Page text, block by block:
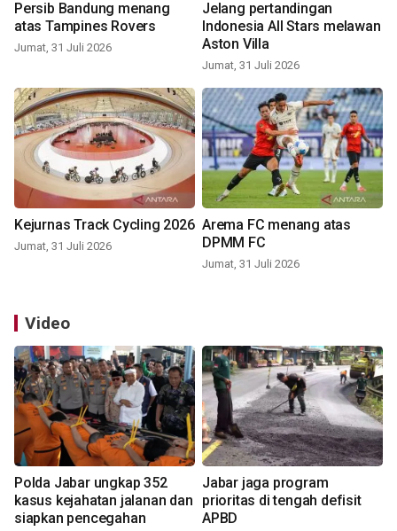
Persib Bandung menang
atas Tampines Rovers
Jumat, 31 Juli 2026
Jelang pertandingan
Indonesia All Stars melawan
Aston Villa
Jumat, 31 Juli 2026
Kejurnas Track Cycling 2026
Jumat, 31 Juli 2026
Arema FC menang atas
DPMM FC
Jumat, 31 Juli 2026
Video
Polda Jabar ungkap 352
kasus kejahatan jalanan dan
siapkan pencegahan
Jabar jaga program
prioritas di tengah defisit
APBD